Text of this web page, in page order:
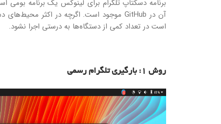
است در تعداد کمی از دستگاه‌ها به درستی اجرا نشود.
روش 1: بارگیری تلگرام رسمی